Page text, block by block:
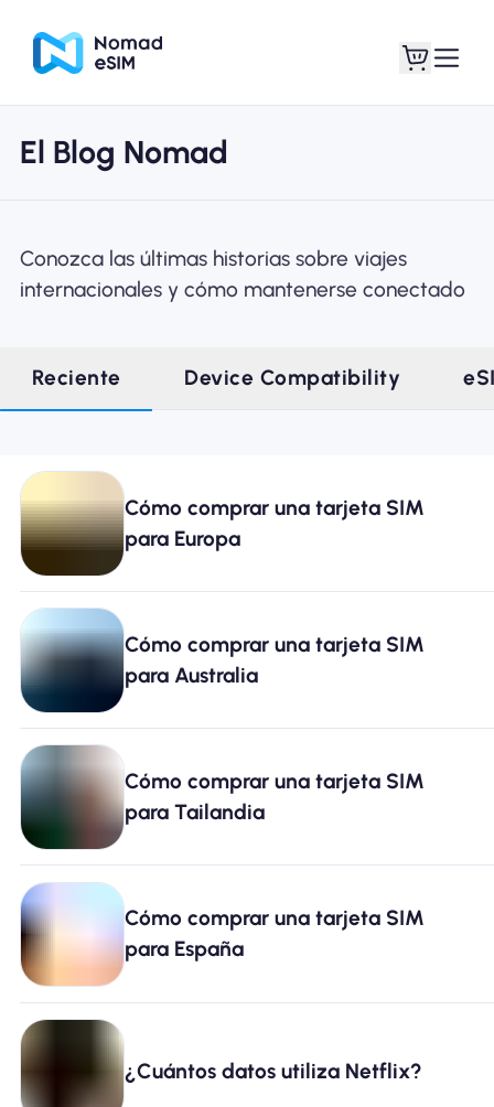
Entra / Registrarse
Planes de la tienda
Acerca de eSIM
Por qué la eSIM Nomad
Usando una eSIM
Para negocios
El Blog Nomad
Conozca las últimas historias sobre viajes
internacionales y cómo mantenerse conectado
Reciente Device Compatibility
Cómo comprar una tarjeta SIM
para Europa
Cómo comprar una tarjeta SIM
para Australia
Cómo comprar una tarjeta SIM
para Tailandia
Cómo comprar una tarjeta SIM
para España
¿Cuántos datos utiliza Netflix?